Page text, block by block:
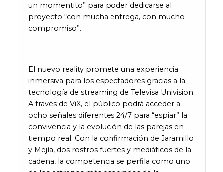
un momentito” para poder dedicarse al
proyecto “con mucha entrega, con mucho
compromiso”.
El nuevo reality promete una experiencia
inmersiva para los espectadores gracias a la
tecnología de streaming de Televisa Univision.
A través de ViX, el público podrá acceder a
ocho señales diferentes 24/7 para “espiar” la
convivencia y la evolución de las parejas en
tiempo real. Con la confirmación de Jaramillo
y Mejía, dos rostros fuertes y mediáticos de la
cadena, la competencia se perfila como uno